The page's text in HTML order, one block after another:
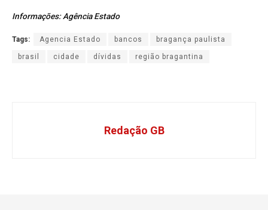
Informações: Agência Estado
Tags: Agencia Estado bancos bragança paulista
brasil cidade dívidas região bragantina
Redação GB